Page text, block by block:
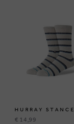
HURRAY STANCE
€ 14,99